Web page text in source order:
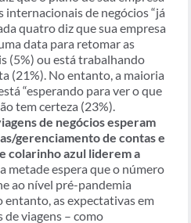
internacionais de negócios “já
quatro diz que sua empresa
data para retomar as
(5%) ou está trabalhando
(21%). No entanto, a maioria
“esperando para ver o que
tem certeza (23%).
de negócios esperam
gerenciamento de contas e
colarinho azul liderem a
metade espera que o número
ao nível pré-pandemia
entanto, as expectativas em
viagens – como